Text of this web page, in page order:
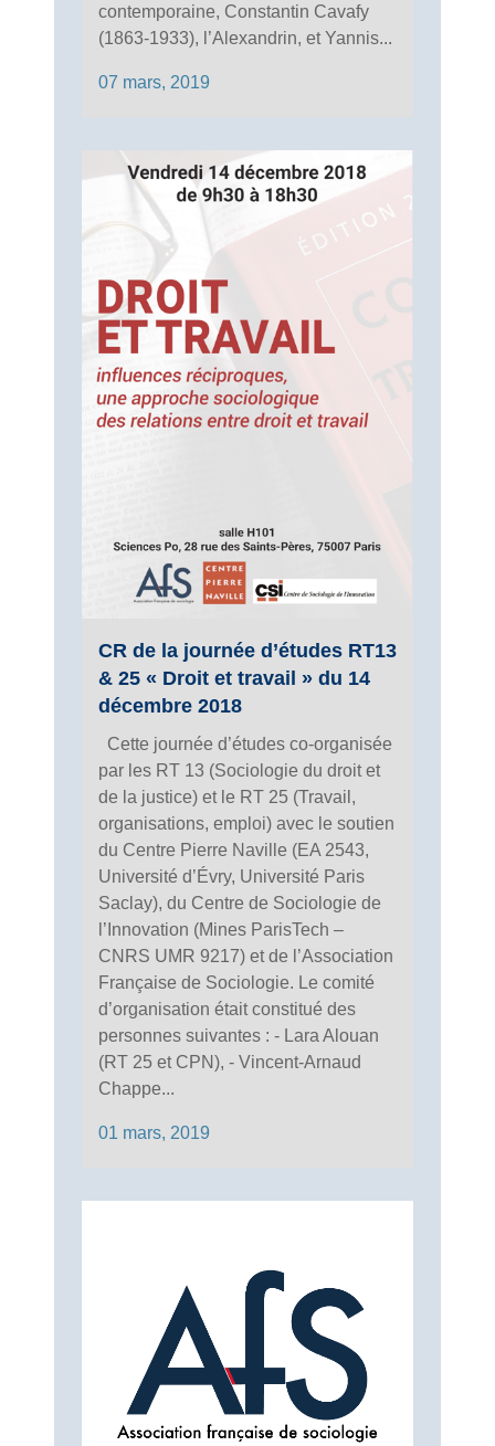
contemporaine, Constantin Cavafy
(1863-1933), l’Alexandrin, et Yannis...
07 mars, 2019
CR de la journée d’études RT13
& 25 « Droit et travail » du 14
décembre 2018
Cette journée d’études co-organisée
par les RT 13 (Sociologie du droit et
de la justice) et le RT 25 (Travail,
organisations, emploi) avec le soutien
du Centre Pierre Naville (EA 2543,
Université d’Évry, Université Paris
Saclay), du Centre de Sociologie de
l’Innovation (Mines ParisTech –
CNRS UMR 9217) et de l’Association
Française de Sociologie. Le comité
d’organisation était constitué des
personnes suivantes : - Lara Alouan
(RT 25 et CPN), - Vincent-Arnaud
Chappe...
01 mars, 2019